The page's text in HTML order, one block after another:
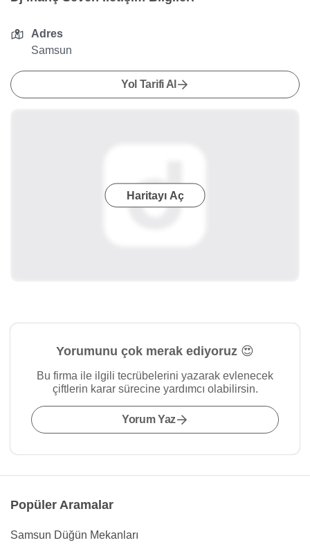
Adres
Samsun
Yol Tarifi Al
Haritayı Aç
Yorumunu çok merak ediyoruz 😍
Bu firma ile ilgili tecrübelerini yazarak evlenecek
çiftlerin karar sürecine yardımcı olabilirsin.
Yorum Yaz
Popüler Aramalar
Samsun Düğün Mekanları